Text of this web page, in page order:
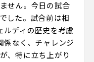
せん。今日の試合
した。試合前は相
ディの歴史を考慮
係なく、チャレンジ
、特に立ち上がり